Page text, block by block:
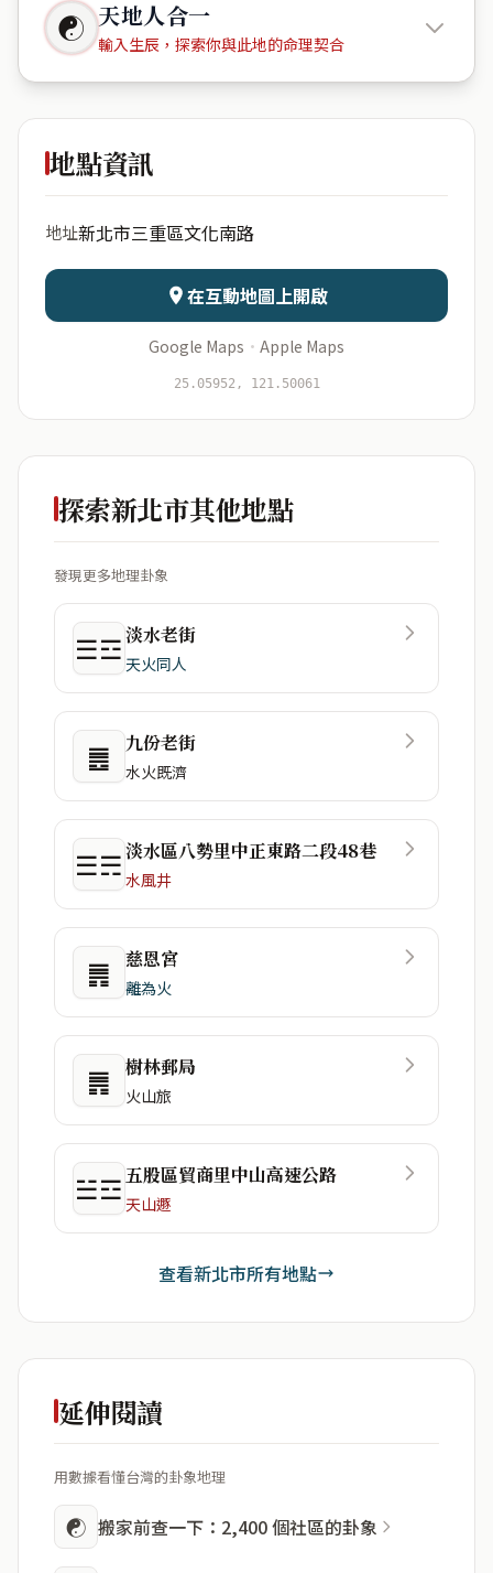
☯ 天地人合一
輸入生辰，探索你與此地的命理契合
達麗河美
日期 出生時辰
資料僅用於即時分析，不會儲存於伺服器
地點資訊
地址新北市三重區文化南路
在互動地圖上開啟
Google Maps · Apple Maps
25.05952, 121.50061
探索新北市其他地點
發現更多地理卦象
☰☲淡水老街
天火同人
䷌ 九份老街
水火既濟
☰☴淡水區八勢里中正東路二段48巷
水風井
䷠ 慈恩宮
離為火
䷠ 樹林郵局
火山旅
☱☲ 五股區貿商里中山高速公路
天山遯
查看新北市所有地點
延伸閱讀
用數據看懂台灣的卦象地理
☯ 搬家前查一下：2,400 個社區的卦象